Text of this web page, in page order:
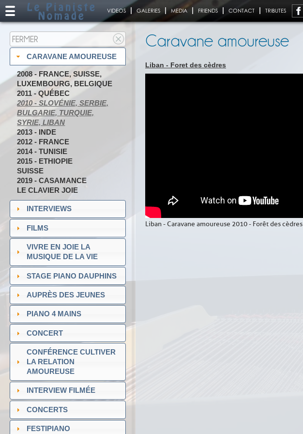
Caravane amoureuse
Liban - Foret des cèdres
Liban - Caravane amoureuse 2010 - Forêt des cèdres
VIDEOS GALERIES MEDIA FRIENDS CONTACT TRIBUTES
FERMER
CARAVANE AMOUREUSE
2008 - FRANCE, SUISSE,
LUXEMBOURG, BELGIQUE
2011 - QUÉBEC
2010 - SLOVÉNIE, SERBIE,
BULGARIE, TURQUIE,
SYRIE, LIBAN
2013 - INDE
2012 - FRANCE
2014 - TUNISIE
2015 - ETHIOPIE
SUISSE
2019 - CASAMANCE
LE CLAVIER JOIE
INTERVIEWS
FILMS
VIVRE EN JOIE LA
MUSIQUE DE LA VIE
STAGE PIANO DAUPHINS
AUPRÈS DES JEUNES
PIANO 4 MAINS
CONCERT
CONFÉRENCE CULTIVER
LA RELATION
AMOUREUSE
INTERVIEW FILMÉE
CONCERTS
FESTIPIANO